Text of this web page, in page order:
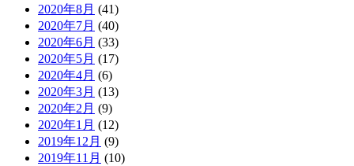
2020年8月 (41)
2020年7月 (40)
2020年6月 (33)
2020年5月 (17)
2020年4月 (6)
2020年3月 (13)
2020年2月 (9)
2020年1月 (12)
2019年12月 (9)
2019年11月 (10)